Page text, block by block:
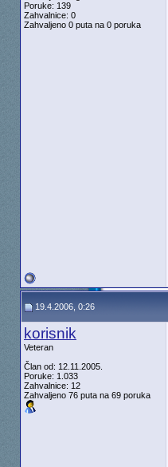
Poruke: 139
Zahvalnice: 0
Zahvaljeno 0 puta na 0 poruka
19.4.2006, 0:26
korisnik
Veteran
Član od: 12.11.2005.
Poruke: 1.033
Zahvalnice: 12
Zahvaljeno 76 puta na 69 poruka